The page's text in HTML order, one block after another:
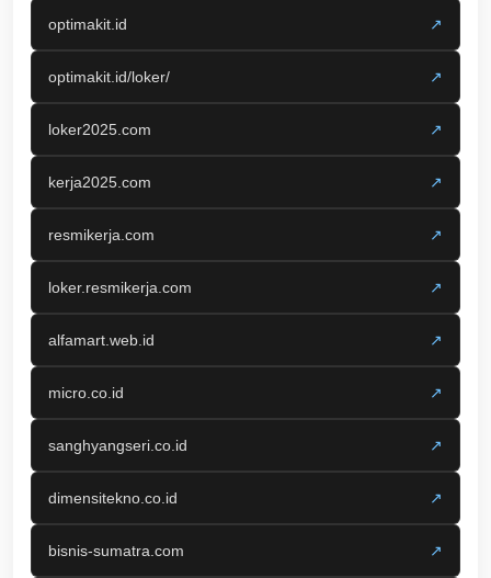
optimakit.id ↗
optimakit.id/loker/ ↗
loker2025.com ↗
kerja2025.com ↗
resmikerja.com ↗
loker.resmikerja.com ↗
alfamart.web.id ↗
micro.co.id ↗
sanghyangseri.co.id ↗
dimensitekno.co.id ↗
bisnis-sumatra.com ↗